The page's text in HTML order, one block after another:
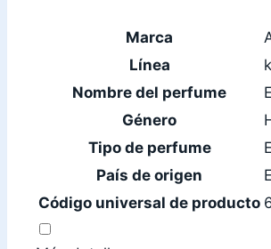
Marca
Línea
Nombre del perfume
Género
Tipo de perfume
País de origen
Código universal de producto